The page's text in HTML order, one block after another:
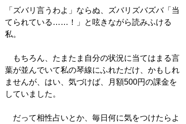
「ズバリ言うわよ」ならぬ、ズバリズバズバ「当
てられている……！」と呟きながら読みふける
私。
もちろん、たまたま自分の状況に当てはまる言
葉が並んでいて私の琴線にふれただけ、かもしれ
ませんが、はい、気づけば、月額500円の課金を
していました。
だって相性占いとか、毎日何に気をつけたらよ